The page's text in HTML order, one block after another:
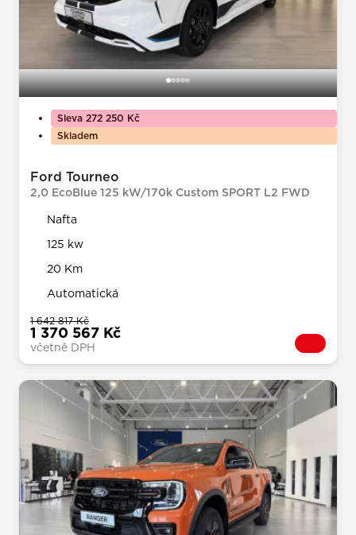
Sleva 272 250 Kč
Skladem
Ford Tourneo
2,0 EcoBlue 125 kW/170k Custom SPORT L2 FWD
Nafta
125 kw
20 Km
Automatická
1 642 817 Kč
1 370 567 Kč
včetně DPH